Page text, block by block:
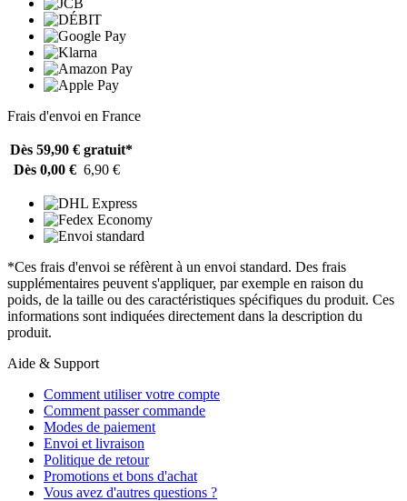
Frais d'envoi en France
Dès 59,90 € gratuit*
Dès 0,00 € 6,90 €
*Ces frais d'envoi se réfèrent à un envoi standard. Des frais
supplémentaires peuvent s'appliquer, par exemple en raison du
poids, de la taille ou des caractéristiques spécifiques du produit. Ces
informations sont indiquées directement dans la description du
produit.
Aide & Support
Comment utiliser votre compte
Comment passer commande
Modes de paiement
Envoi et livraison
Politique de retour
Promotions et bons d'achat
Vous avez d'autres questions ?